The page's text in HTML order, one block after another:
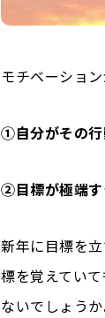
モチベーショ
①自分がその行
②目標が極端す
新年に目標を
標を覚えてい
ないでしょうか